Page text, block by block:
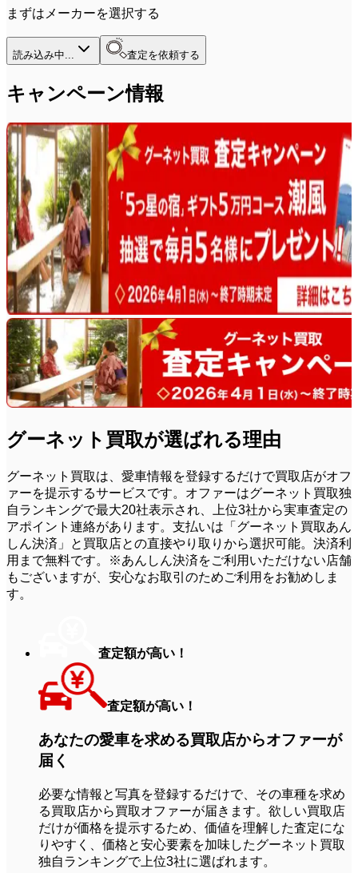
まずはメーカーを選択する
読み込み中... 査定を依頼する
キャンペーン情報
グーネット買取が選ばれる理由
グーネット買取は、愛車情報を登録するだけで買取店がオフ
ァーを提示するサービスです。 オファーはグーネット買取独
自ランキングで最大20社表示され、上位3社から実車査定の
アポイント連絡があります。 支払いは「グーネット買取あん
しん決済」と買取店との直接やり取りから選択可能。決済利
用まで無料です。
※あんしん決済をご利用いただけない店舗
もございますが、安心なお取引のためご利用をお勧めしま
す。
査定額が高い！
査定額が高い！
あなたの愛車を求める買取店からオファーが
届く
必要な情報と写真を登録するだけで、その車種を求め
る買取店から買取オファーが届きます。欲しい買取店
だけが価格を提示するため、価値を理解した査定にな
りやすく、価格と安心要素を加味したグーネット買取
独自ランキングで上位3社に選ばれます。